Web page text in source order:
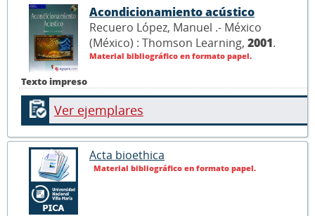
Texto impreso
Acondicionamiento acústico
Recuero López, Manuel .- México
(México) : Thomson Learning, 2001.
Material bibliográfico en formato papel.
Ver ejemplares
Acta bioethica
Material bibliográfico en formato papel.